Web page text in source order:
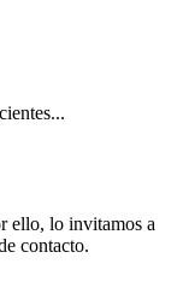
ello, lo invitamos a
contacto.